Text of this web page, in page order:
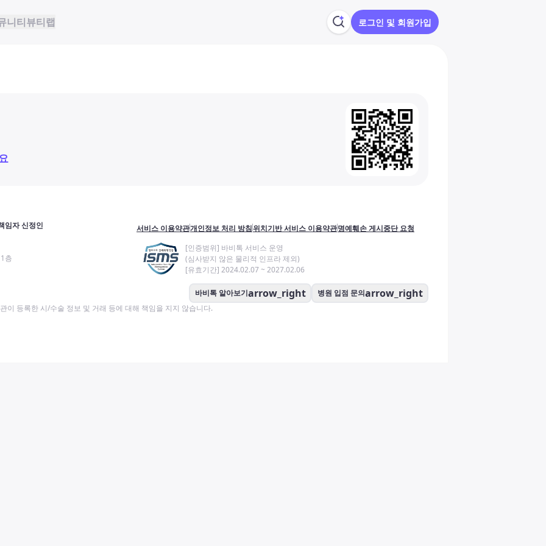
니티뷰티랩 로그인 및 회원가입
임자 신정인
층
서비스 이용약관개인정보 처리 방침위치기반 서비스 이용약관명예훼손 게시중단 요청
[인증범위] 바비톡 서비스 운영
(심사받지 않은 물리적 인프라 제외)
[유효기간] 2024.02.07 ~ 2027.02.06
바비톡 알아보기arrow_right 병원 입점 문의arrow_right
이 등록한 시/수술 정보 및 거래 등에 대해 책임을 지지 않습니다.